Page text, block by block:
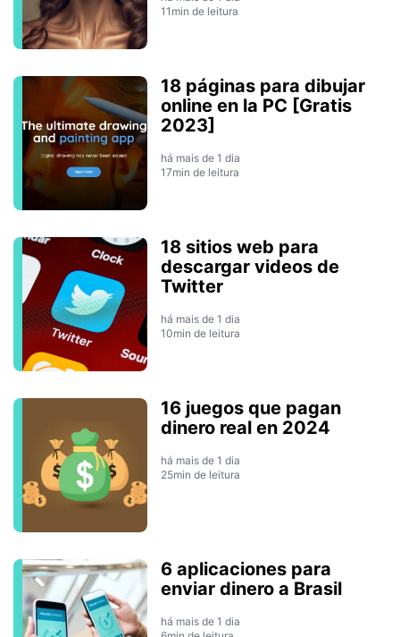
11min de leitura
18 páginas para dibujar
online en la PC [Gratis
2023]
há mais de 1 dia
17min de leitura
18 sitios web para
descargar videos de
Twitter
há mais de 1 dia
10min de leitura
16 juegos que pagan
dinero real en 2024
há mais de 1 dia
25min de leitura
6 aplicaciones para
enviar dinero a Brasil
há mais de 1 dia